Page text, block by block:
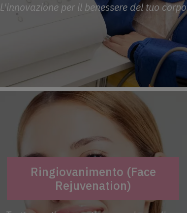
L'innovazione per il benessere del tuo corpo
Ringiovanimento (Face
Rejuvenation)